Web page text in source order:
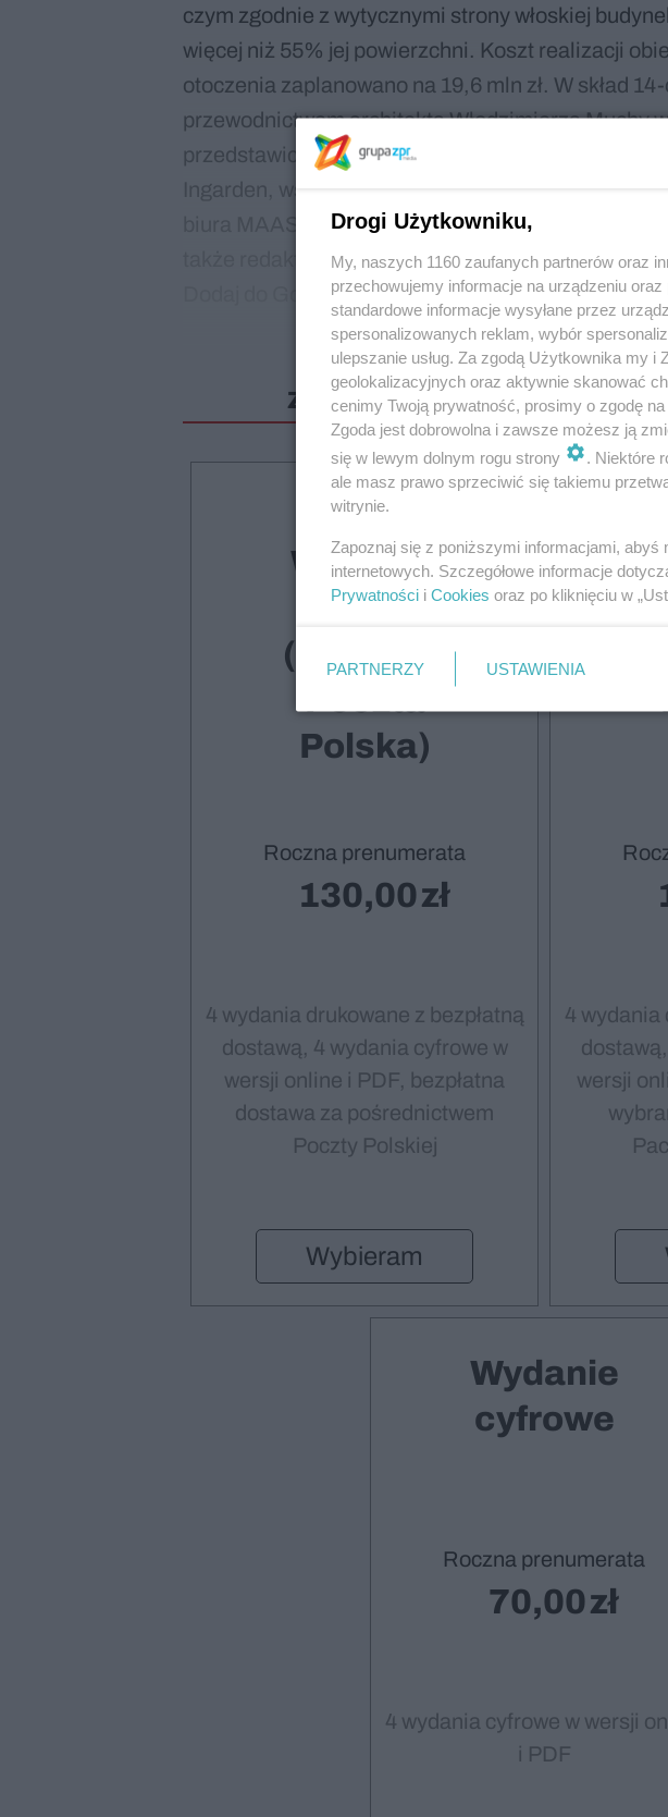
czym zgodnie z wytycznymi strony włoskiej
więcej niż 55% jej powierzchni. Koszt realizacji
otoczenia zaplanowano na 19,6 mln zł. W skład
przewodnictwem architekta Włodzimierza Muchy
przedstawiciele instytucji rządowych oraz
Ingarden, współautor pawilonu na Expo 2005 w
biura MAAS Projekt, Radosław Sojka z pracowni
także redaktor naczelna „A-m” Ewa P. Porębska.
Dodaj do Google
Zostało jeszcze do
Druk +
Wydanie
cyfrowe
(dostawa
Poczta
Polska)
Roczna prenumerata
130,00
4 wydania drukowane z bezpłatną
dostawą, 4 wydania cyfrowe w
wersji online i PDF, bezpłatna
dostawa za pośrednictwem
Poczty Polskiej
Wybieram
4 wydania
wersji
Wydanie
cyfrowe
Roczna prenumerata
70,00
4 wydania cyfrowe w wersji
i PDF
Drogi Użytkowniku,
My, naszych 1160 zaufanych partnerów oraz
przechowujemy informacje na urządzeniu
standardowe informacje wysyłane przez
spersonalizowanych reklam, wybór
ulepszanie usług. Za zgodą Użytkownika my
geolokalizacyjnych oraz aktywnie skanować
cenimy Twoją prywatność, prosimy o zgodę
Zgoda jest dobrowolna i zawsze możesz ją
się w lewym dolnym rogu strony
. Niektóre
ale masz prawo sprzeciwić się takiemu
witrynie.
Zapoznaj się z poniższymi informacjami,
internetowych. Szczegółowe informacje
Prywatności i Cookies oraz po kliknięciu w
PARTNERZY USTAWIENIA